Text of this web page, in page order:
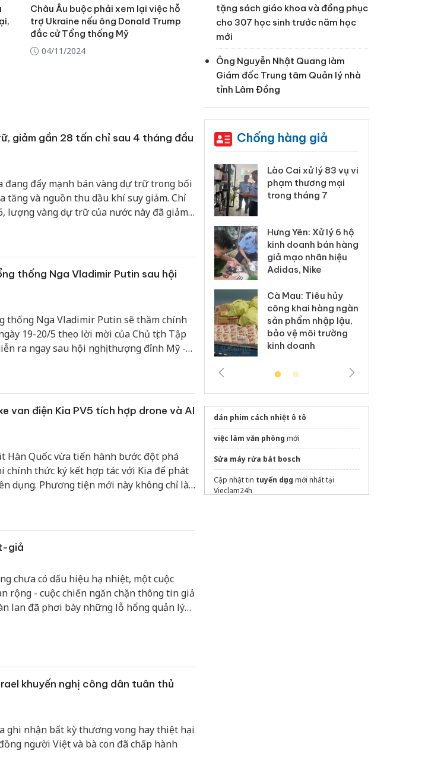
Châu Âu buộc phải xem lại việc hỗ
trợ Ukraine nếu ông Donald Trump
đắc cử Tổng thống Mỹ
04/11/2024
giảm gần 28 tấn chỉ sau 4 tháng đầu
đang đẩy mạnh bán vàng dự trữ trong bối
tăng và nguồn thu dầu khí suy giảm. Chỉ
lượng vàng dự trữ của nước này đã giảm
thống Nga Vladimir Putin sau hội
thống Nga Vladimir Putin sẽ thăm chính
19-20/5 theo lời mời của Chủ tịch Tập
ra ngay sau hội nghị thượng đỉnh Mỹ -
van điện Kia PV5 tích hợp drone và AI
Hàn Quốc vừa tiến hành bước đột phá
chính thức ký kết hợp tác với Kia để phát
dụng. Phương tiện mới này không chỉ là
giả
chưa có dấu hiệu hạ nhiệt, một cuộc
rộng - cuộc chiến ngăn chặn thông tin giả
lan đã phơi bày những lỗ hổng quản lý
khuyến nghị công dân tuân thủ
ghi nhận bất kỳ thương vong hay thiệt hại
người Việt và bà con đã chấp hành
tặng sách giáo khoa và đồng phục
cho 307 học sinh trước năm học
mới
Ông Nguyễn Nhật Quang làm
Giám đốc Trung tâm Quản lý nhà
tỉnh Lâm Đồng
Chống hàng giả
tìm bị hại trong vụ
án sản xuất, buôn
bán yến sào giả
bán bình sữa
Moyuum giả
bán hàng giả tại Phú
Quốc ra đầu thú
Lào Cai xử lý 83 vụ vi
phạm thương mại
trong tháng 7
Hưng Yên: Xử lý 6 hộ
kinh doanh bán hàng
giả mạo nhãn hiệu
Adidas, Nike
Cà Mau: Tiêu hủy
công khai hàng ngàn
sản phẩm nhập lậu,
bảo vệ môi trường
kinh doanh
dán phim cách nhiệt ô tô
việc làm văn phòng mới
Sửa máy rửa bát bosch
Cập nhật tin tuyển dụng mới nhất tại
Vieclam24h